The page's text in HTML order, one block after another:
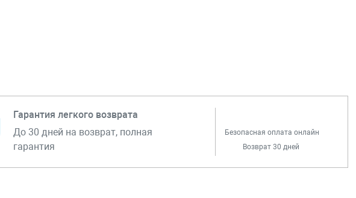
Гарантия легкого возврата
До 30 дней на возврат, полная
гарантия
Безопасная оплата онлайн
Возврат 30 дней